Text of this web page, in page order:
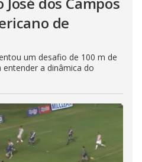
de
um desafio de 100 m de
a dinâmica do